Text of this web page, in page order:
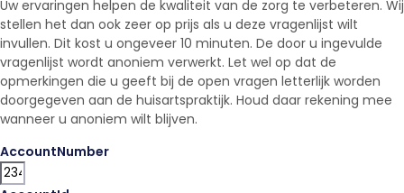
Uw ervaringen helpen de kwaliteit van de zorg te verbeteren. Wij
stellen het dan ook zeer op prijs als u deze vragenlijst wilt
invullen. Dit kost u ongeveer 10 minuten. De door u ingevulde
vragenlijst wordt anoniem verwerkt. Let wel op dat de
opmerkingen die u geeft bij de open vragen letterlijk worden
doorgegeven aan de huisartspraktijk. Houd daar rekening mee
wanneer u anoniem wilt blijven.
AccountNumber